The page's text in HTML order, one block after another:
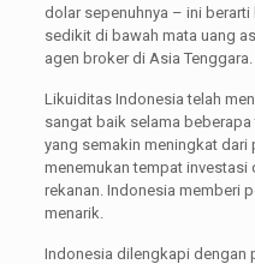
dolar sepenuhnya – ini
sedikit di bawah mata uang
agen broker di Asia Tenggara.
Likuiditas Indonesia telah
sangat baik selama beberapa
yang semakin meningkat dari
menemukan tempat investasi
rekanan. Indonesia memberi
menarik.
Indonesia dilengkapi dengan